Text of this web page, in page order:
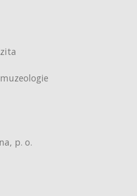
p. o.